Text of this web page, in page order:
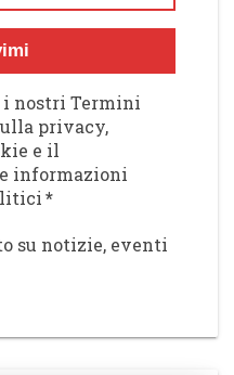
nostri Termini
privacy,
e il
informazioni
*
su notizie, eventi